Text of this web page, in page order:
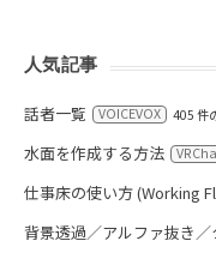
人気記事
話者一覧 VOICEVOX 405 件
水面を作成する方法
仕事床の使い方 (Working
背景透過／アルファ抜き